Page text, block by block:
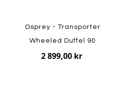
Osprey - Transporter
Wheeled Duffel 90
2 899,00 kr